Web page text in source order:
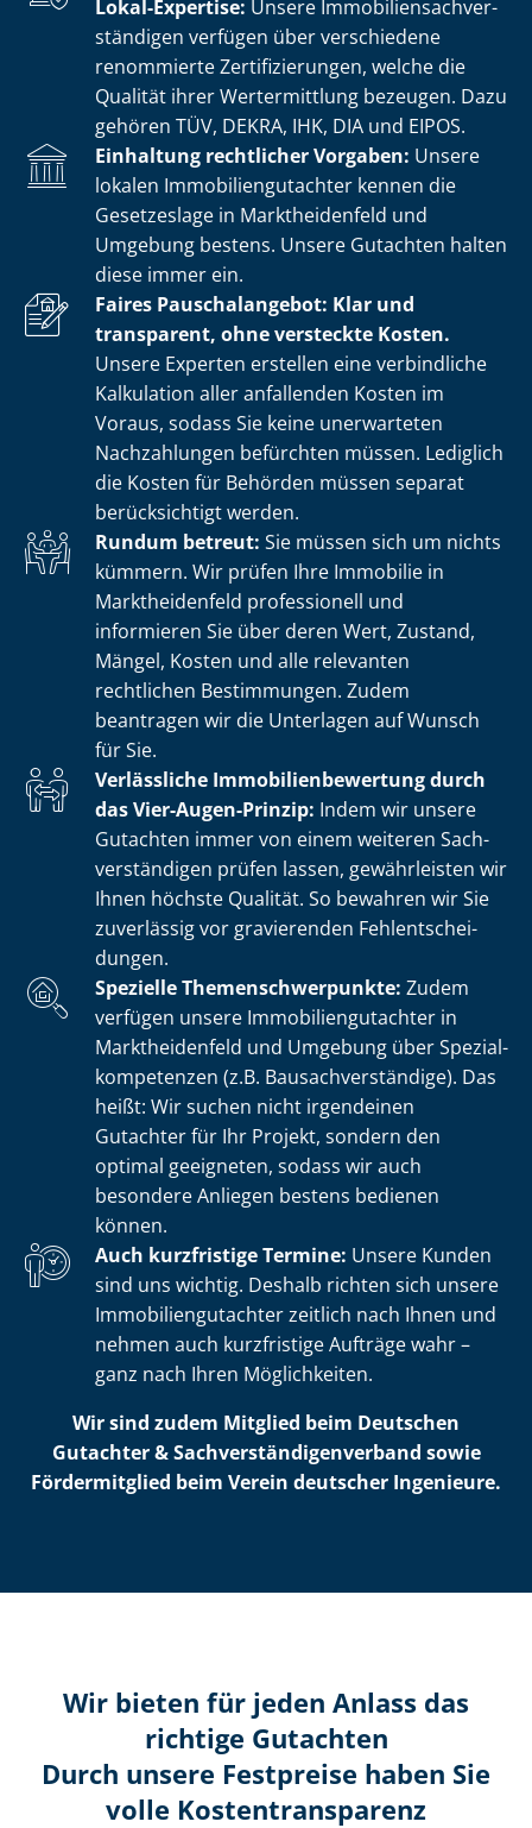
Lokal-Expertise: Unsere Im­mo­bi­li­en­sach­ver­
stän­di­gen verfügen über verschiedene
renommierte Zer­ti­fi­zie­run­gen, welche die
Qualität ihrer Wertermittlung bezeugen. Dazu
gehören TÜV, DEKRA, IHK, DIA und EIPOS.
Einhaltung rechtlicher Vorgaben: Unsere
lokalen Im­mo­bi­li­en­gut­ach­ter kennen die
Gesetzeslage in Marktheidenfeld und
Umgebung bestens. Unsere Gutachten halten
diese immer ein.
Faires Pauschalangebot: Klar und
transparent, ohne versteckte Kosten.
Unsere Experten erstellen eine verbindliche
Kalkulation aller anfallenden Kosten im
Voraus, sodass Sie keine unerwarteten
Nachzahlungen befürchten müssen. Lediglich
die Kosten für Behörden müssen separat
berücksichtigt werden.
Rundum betreut: Sie müssen sich um nichts
kümmern. Wir prüfen Ihre Immobilie in
Marktheidenfeld professionell und
informieren Sie über deren Wert, Zustand,
Mängel, Kosten und alle relevanten
rechtlichen Bestimmungen. Zudem
beantragen wir die Unterlagen auf Wunsch
für Sie.
Verlässliche Im­mo­bi­li­en­be­wer­tung durch
das Vier-Augen-Prinzip: Indem wir unsere
Gutachten immer von einem weiteren Sach­
ver­stän­di­gen prüfen lassen, gewährleisten wir
Ihnen höchste Qualität. So bewahren wir Sie
zuverlässig vor gravierenden Fehl­ent­schei­
dun­gen.
Spezielle The­men­schwer­punk­te: Zudem
verfügen unsere Im­mo­bi­li­en­gut­ach­ter in
Marktheidenfeld und Umgebung über Spe­zi­al­
kom­pe­ten­zen (z.B. Bau­sach­ver­stän­di­ge). Das
heißt: Wir suchen nicht irgendeinen
Gutachter für Ihr Projekt, sondern den
optimal geeigneten, sodass wir auch
besondere Anliegen bestens bedienen
können.
Auch kurzfristige Termine: Unsere Kunden
sind uns wichtig. Deshalb richten sich unsere
Im­mo­bi­li­en­gut­ach­ter zeitlich nach Ihnen und
nehmen auch kurzfristige Aufträge wahr –
ganz nach Ihren Möglichkeiten.
Wir sind zudem Mitglied beim Deutschen
Gutachter & Sach­ver­stän­di­gen­ver­band sowie
Fördermitglied beim Verein deutscher Ingenieure.
Wir bieten für jeden Anlass das
richtige Gutachten
Durch unsere Festpreise haben Sie
volle Kosten­transparenz